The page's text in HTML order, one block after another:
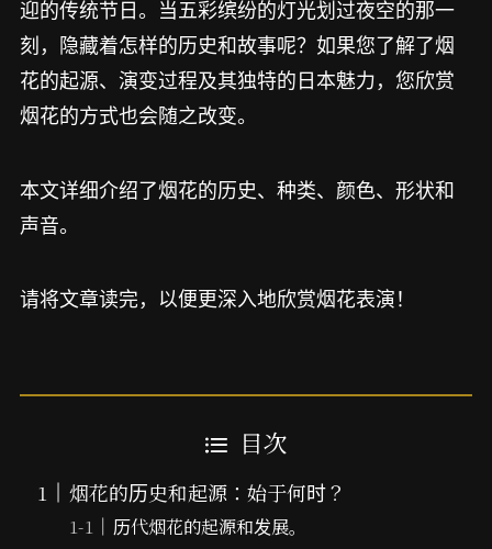
迎的传统节日。当五彩缤纷的灯光划过夜空的那一
刻，隐藏着怎样的历史和故事呢？如果您了解了烟
花的起源、演变过程及其独特的日本魅力，您欣赏
烟花的方式也会随之改变。
本文详细介绍了烟花的历史、种类、颜色、形状和
声音。
请将文章读完，以便更深入地欣赏烟花表演！
目次
烟花的历史和起源：始于何时？
历代烟花的起源和发展。